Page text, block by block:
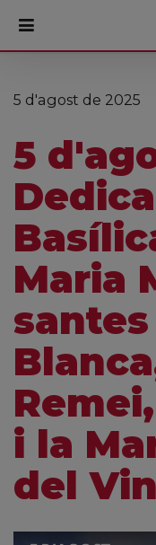
PORTADA
Cultura
Actualitat
Fundació
Visita'ns
Ofrenes
5 d'agost de 2025
5
Maria
i la
del